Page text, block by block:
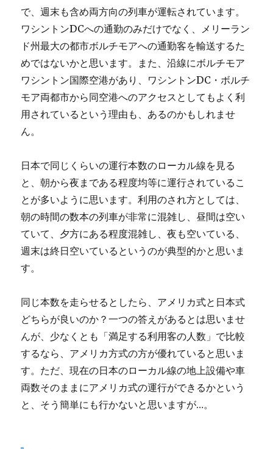
で、週末も含め両方向の列車が運転されています。
ワシントンDCへの通勤のみだけでなく、メリーラン
ド州最大の都市ボルチモアへの通勤客を輸送するた
めではないかと思います。また、沿線にボルチモア
ワシントン国際空港があり、ワシントンDC・ボルチ
モア両都市から同空港へのアクセスとしてもよく利
用されているという理由も、あるのかもしれませ
ん。
日本で同じくらいの運行本数のローカル線を見る
と、朝から夜まである程度均等に運行されているこ
とが多いように思います。利用のされ方としては、
朝の時間の数本の列車が非常に混雑し、昼間は空い
ていて、夕方にある程度混雑し、夜も空いている、
週末は終日空いているというのが典型的かと思いま
す。
同じ本数を走らせるとしたら、アメリカ式と日本式
どちらが良いのか？一つの答えがあるとは思いませ
んが、少なくとも「満足する利用客の人数」で比較
するなら、アメリカ方式の方が優れていると思いま
す。ただ、現在の日本のローカル線の地上設備や車
両数そのままにアメリカ式の運行ができるかという
と、そう簡単にも行かないと思いますが…。